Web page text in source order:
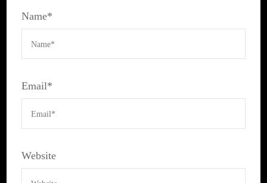
Name*
Email*
Website